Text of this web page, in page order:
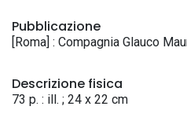
Pubblicazione
[Roma] : Compagnia Glauco
Descrizione fisica
73 p. : ill. ; 24 x 22 cm